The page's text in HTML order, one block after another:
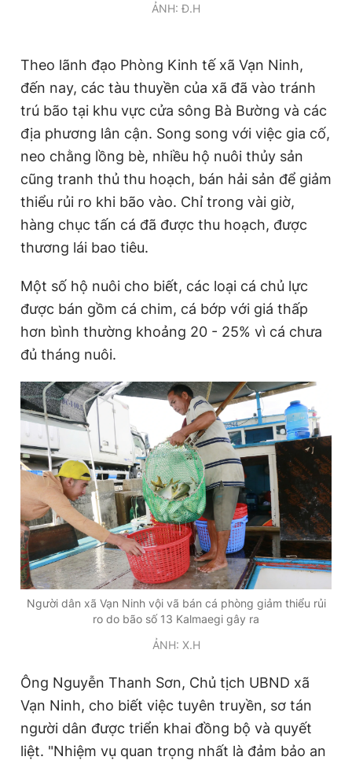
ẢNH: Đ.H
Theo lãnh đạo Phòng Kinh tế xã Vạn Ninh,
đến nay, các tàu thuyền của xã đã vào tránh
trú bão tại khu vực cửa sông Bà Bường và các
địa phương lân cận. Song song với việc gia cố,
neo chằng lồng bè, nhiều hộ nuôi thủy sản
cũng tranh thủ thu hoạch, bán hải sản để giảm
thiểu rủi ro khi bão vào. Chỉ trong vài giờ,
hàng chục tấn cá đã được thu hoạch, được
thương lái bao tiêu.
Một số hộ nuôi cho biết, các loại cá chủ lực
được bán gồm cá chim, cá bớp với giá thấp
hơn bình thường khoảng 20 - 25% vì cá chưa
đủ tháng nuôi.
Người dân xã Vạn Ninh vội vã bán cá phòng giảm thiểu rủi
ro do bão số 13 Kalmaegi gây ra
ẢNH: X.H
Ông Nguyễn Thanh Sơn, Chủ tịch UBND xã
Vạn Ninh, cho biết việc tuyên truyền, sơ tán
người dân được triển khai đồng bộ và quyết
liệt. "Nhiệm vụ quan trọng nhất là đảm bảo an